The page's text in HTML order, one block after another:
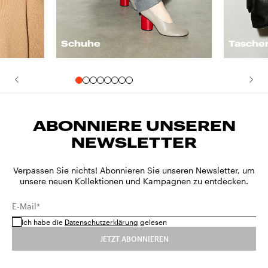
Schuhe
ABONNIERE UNSEREN
NEWSLETTER
Verpassen Sie nichts! Abonnieren Sie unseren Newsletter, um
unsere neuen Kollektionen und Kampagnen zu entdecken.
E-Mail*
Ich habe die Datenschutzerklärung gelesen
JETZT ABONNIEREN